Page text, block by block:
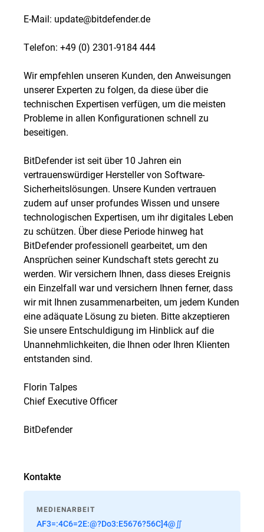
E-Mail: update@bitdefender.de
Telefon: +49 (0) 2301-9184 444
Wir empfehlen unseren Kunden, den Anweisungen
unserer Experten zu folgen, da diese über die
technischen Expertisen verfügen, um die meisten
Probleme in allen Konfigurationen schnell zu
beseitigen.
BitDefender ist seit über 10 Jahren ein
vertrauenswürdiger Hersteller von Software-
Sicherheitslösungen. Unsere Kunden vertrauen
zudem auf unser profundes Wissen und unsere
technologischen Expertisen, um ihr digitales Leben
zu schützen. Über diese Periode hinweg hat
BitDefender professionell gearbeitet, um den
Ansprüchen seiner Kundschaft stets gerecht zu
werden. Wir versichern Ihnen, dass dieses Ereignis
ein Einzelfall war und versichern Ihnen ferner, dass
wir mit Ihnen zusammenarbeiten, um jedem Kunden
eine adäquate Lösung zu bieten. Bitte akzeptieren
Sie unsere Entschuldigung im Hinblick auf die
Unannehmlichkeiten, die Ihnen oder Ihren Klienten
entstanden sind.
Florin Talpes
Chief Executive Officer
BitDefender
Kontakte
MEDIENARBEIT
AF3=:4C6=2E:@?Do3:E5676?56C]4@∬